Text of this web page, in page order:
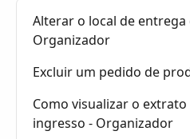
Alterar o local de
Organizador
Excluir um pedido de
Como visualizar o
ingresso - Organizador